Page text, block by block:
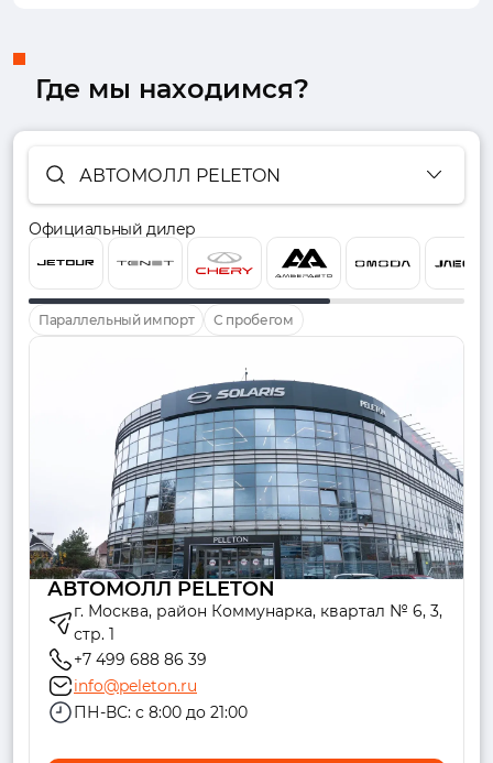
Где мы находимся?
АВТОМОЛЛ PELETON
Официальный дилер
Параллельный импорт С пробегом
АВТОМОЛЛ PELETON
г. Москва, район Коммунарка, квартал № 6, 3,
стр. 1
+7 499 688 86 39
info@peleton.ru
ПН-ВС: с 8:00 до 21:00